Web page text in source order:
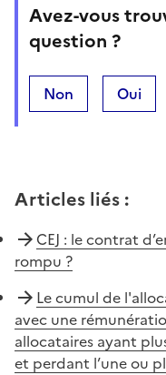
Avez-vous
question ?
Non Oui
Articles liés :
CEJ : le contrat
rompu ?
Le cumul de
avec une
allocataires ayant
et perdant l’une ou